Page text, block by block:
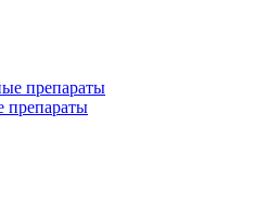
препараты